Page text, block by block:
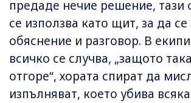
предаде нечие решение, тази
се използва като щит, за да се
обяснение и разговор. В
всичко се случва, „защото
отгоре“, хората спират да
изпълняват, което убива всяка